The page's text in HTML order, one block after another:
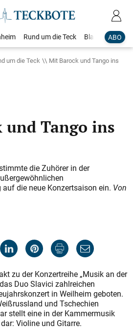
ABO
Rund um die Teck Blaulicht
um die Teck
Mit Barock und Tango ins
Tango ins
die Zuhörer in der
die neue Konzertsaison ein. Von
zu der Konzertreihe „Musik an der
Duo Slavici zahlreichen
in Weilheim geboten.
und Tschechien
stellt eine in der Kammermusik
Violine und Gitarre.